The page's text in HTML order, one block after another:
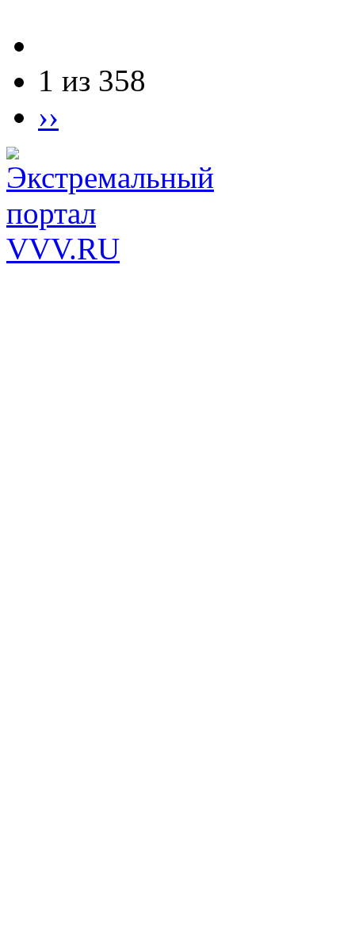
1 из 358
››